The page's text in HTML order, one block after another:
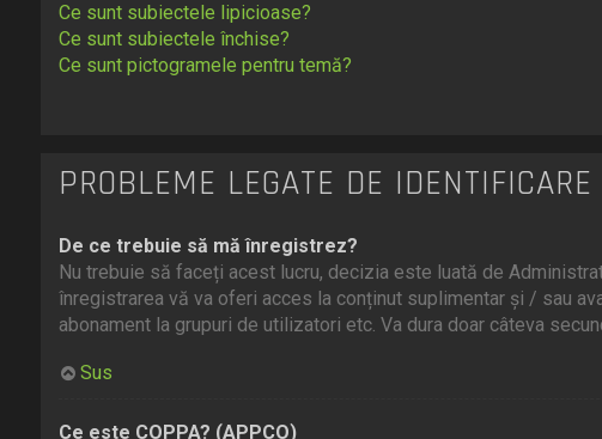
Ce sunt subiectele lipicioase?
Ce sunt subiectele închise?
Ce sunt pictogramele pentru temă?
PROBLEME LEGATE DE
De ce trebuie să mă înregistrez?
Nu trebuie să faceți acest lucru, decizia este luată de
înregistrarea vă va oferi acces la conținut suplimentar și / sau
abonament la grupuri de utilizatori etc. Va dura doar câteva
Sus
Ce este COPPA? (APPCO)